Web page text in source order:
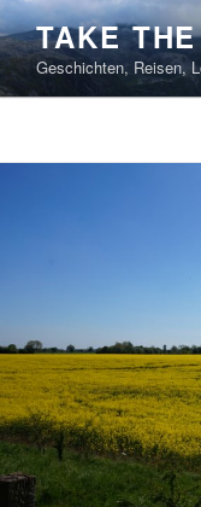
Zum
Inhalt
springen
TAKE
Geschichten, Reisen,